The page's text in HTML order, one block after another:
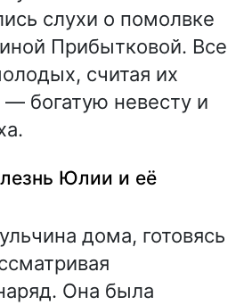
слухи о помолвке
Прибытковой. Все
считая их
— богатую невесту и
Юлии и её
дома, готовясь
Она была